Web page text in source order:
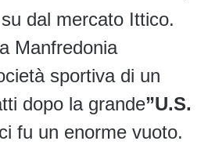
dal mercato Ittico.
Manfredonia
sportiva di un
dopo la grande”U.S.
ci fu un enorme vuoto.